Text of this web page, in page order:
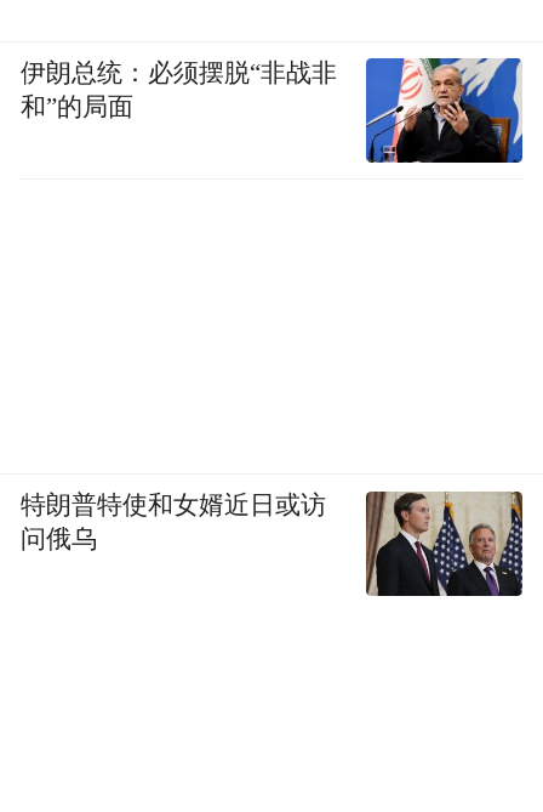
伊朗总统：必须摆脱“非战非
和”的局面
特朗普特使和女婿近日或访
问俄乌